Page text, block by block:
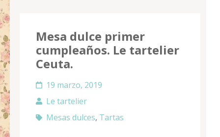
Mesa dulce primer
cumpleaños. Le tartelier
Ceuta.
19 marzo, 2019
Le tartelier
Mesas dulces, Tartas